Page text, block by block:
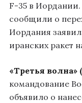
F-35 в Иордании.
сообщили о
Иордания
иранских ракет
«Третья волна»
командование
объявило о